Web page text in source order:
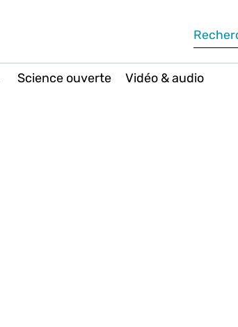
Science ouverte Vidéo & audio